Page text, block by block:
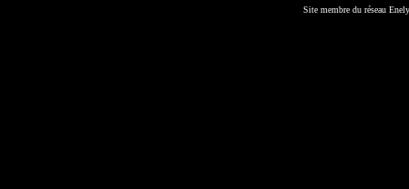
Site membre du réseau